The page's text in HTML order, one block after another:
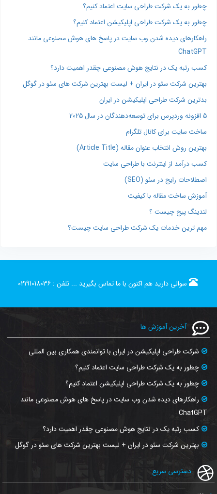
چطور به یک شرکت طراحی سایت اعتماد کنیم؟
چطور به یک شرکت طراحی اپلیکیشن اعتماد کنیم؟
راهکارهای دیده شدن وب‌ سایت در پاسخ‌ های هوش مصنوعی مانند
ChatGPT
کسب رتبه یک در نتایج هوش مصنوعی چقدر اهمیت دارد؟
بهترین شرکت سئو در ایران + لیست بهترین شرکت های سئو در گوگل
بدترین شرکت طراحی اپلیکیشن در ایران
5 افزونه وردپرس برای توسعه‌دهندگان در سال 2025
ساخت سایت برای کانال تلگرام
بهترین روش انتخاب عنوان مقاله (Article Title)
کسب درآمد از اینترنت با طراحی سایت
اصطلاحات رایج در سئو (SEO)
آموزش ساخت مقاله با کیفیت
لندینگ پیج چیست ؟
مهم ترین خدمات یک شرکت طراحی سایت چیست؟
سوالی دارید هم اکنون با ما تماس بگیرید ... تلفن : 02191018036
آخرین آموزش ها
شرکت طراحی اپلیکیشن در ایران با توانمندی همکاری بین المللی
چطور به یک شرکت طراحی سایت اعتماد کنیم؟
چطور به یک شرکت طراحی اپلیکیشن اعتماد کنیم؟
راهکارهای دیده شدن وب‌ سایت در پاسخ‌ های هوش مصنوعی مانند
ChatGPT
کسب رتبه یک در نتایج هوش مصنوعی چقدر اهمیت دارد؟
بهترین شرکت سئو در ایران + لیست بهترین شرکت های سئو در گوگل
دسترسی سریع